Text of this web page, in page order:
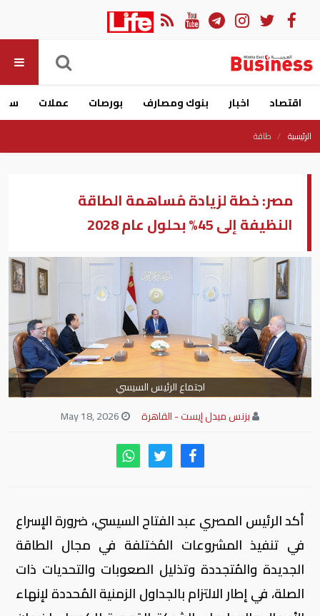
اقتصاد اخبار بنوك ومصارف بورصات عملات
الرئيسية طاقة
مصر: خطة لزيادة مُساهمة الطاقة
النظيفة إلى 45% بحلول عام 2028
اجتماع الرئيس السيسي
بزنس ميدل إيست - القاهرة
أكد الرئيس المصري عبد الفتاح السيسي، ضرورة الإسراع
في تنفيذ المشروعات المُختلفة في مجال الطاقة
الجديدة والمُتجددة وتذليل الصعوبات والتحديات ذات
الصلة، في إطار الالتزام بالجداول الزمنية المُحددة لإنهاء